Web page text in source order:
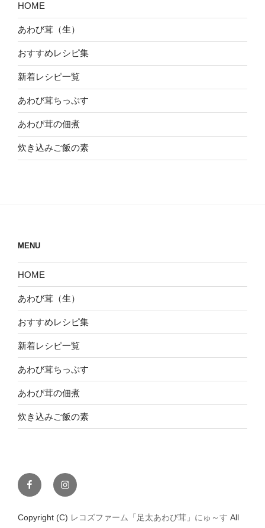
HOME
あわび茸（生）
おすすめレシピ集
新着レシピ一覧
あわび茸ちっぷす
あわび茸の佃煮
炊き込みご飯の素
MENU
HOME
あわび茸（生）
おすすめレシピ集
新着レシピ一覧
あわび茸ちっぷす
あわび茸の佃煮
炊き込みご飯の素
FacebookInstagram
Copyright (C) レコズファーム「足太あわび茸」にゅ～す All